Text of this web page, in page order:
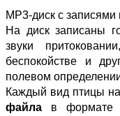
MP3-диск с
На диск записаны
звуки
беспокойстве и
полевом
Каждый вид птицы
файла в формате